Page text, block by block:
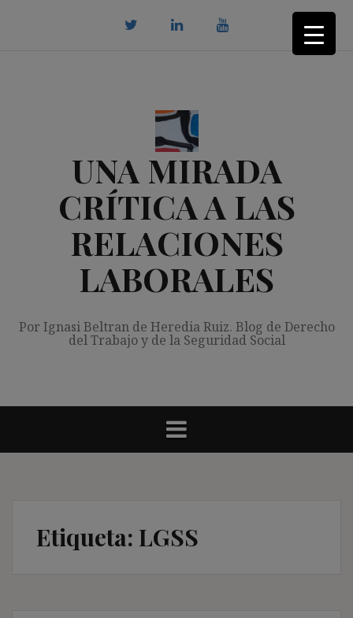
UNA MIRADA
CRÍTICA A LAS
RELACIONES
LABORALES
Por Ignasi Beltran de Heredia Ruiz. Blog de Derecho
del Trabajo y de la Seguridad Social
Etiqueta: LGSS